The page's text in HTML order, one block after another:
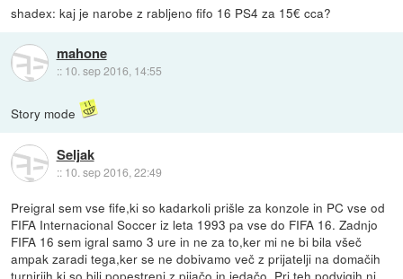
shadex: kaj je narobe z rabljeno fifo 16 PS4 za 15€ cca?
mahone
:: 10. sep 2016, 14:55
Story mode
Seljak
:: 10. sep 2016, 22:49
Preigral sem vse fife,ki so kadarkoli prišle za konzole in PC vse od
FIFA Internacional Soccer iz leta 1993 pa vse do FIFA 16. Zadnjo
FIFA 16 sem igral samo 3 ure in ne za to,ker mi ne bi bila všeč
ampak zaradi tega,ker se ne dobivamo več z prijatelji na domačih